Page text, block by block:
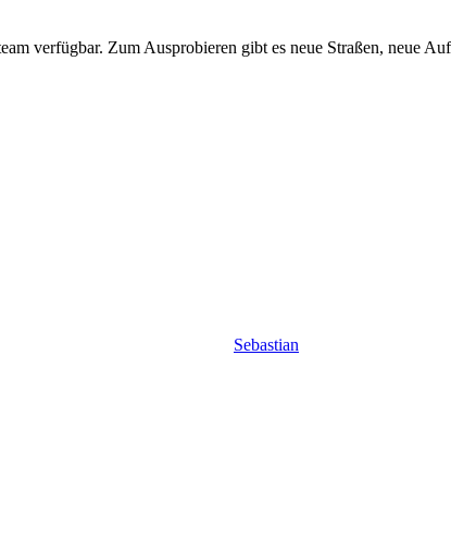
verfügbar. Zum Ausprobieren gibt es neue Straßen, neue
Sebastian